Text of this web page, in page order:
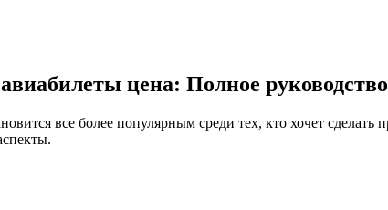
цена: Полное руководство